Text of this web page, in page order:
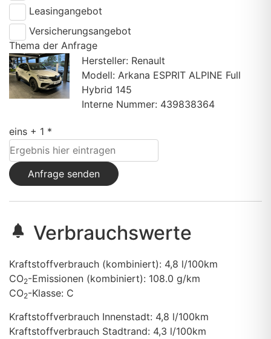
Leasingangebot
Versicherungsangebot
Thema der Anfrage
Hersteller: Renault
Modell: Arkana ESPRIT ALPINE Full
Hybrid 145
Interne Nummer: 439838364
eins + 1 *
Anfrage senden
Verbrauchswerte
Kraftstoffverbrauch (kombiniert): 4,8 l/100km
CO2-Emissionen (kombiniert): 108.0 g/km
CO2-Klasse: C
Kraftstoffverbrauch Innenstadt: 4,8 l/100km
Kraftstoffverbrauch Stadtrand: 4,3 l/100km